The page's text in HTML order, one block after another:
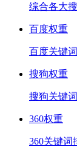
综合各大
百度权重
百度关键
搜狗权重
搜狗关键
360权重
360关键词